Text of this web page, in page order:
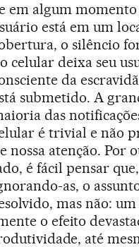
em algum momento
está em um
o silêncio
celular deixa seu
da
submetido. A
das
é trivial e não
nossa atenção. Por
é fácil pensar que,
as, o
mas não: um
o efeito
até